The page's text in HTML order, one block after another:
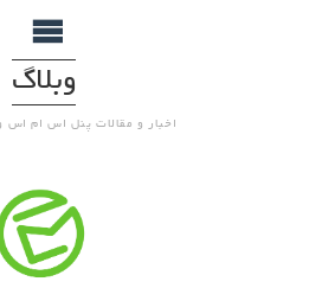
وبلاگ
اخبار و مقالات پنل اس ام اس و